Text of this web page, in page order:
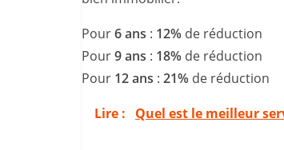
Pour6 ans : 12% de réduction
Pour9 ans : 18% de réduction
Pour 12 ans : 21% de réduction
Lire :
Quel est le meilleur